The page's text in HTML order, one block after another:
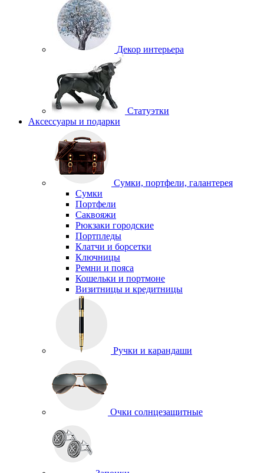
Декор интерьера
Статуэтки
Аксессуары и подарки
Сумки, портфели, галантерея
Сумки
Портфели
Саквояжи
Рюкзаки городские
Портпледы
Клатчи и борсетки
Ключницы
Ремни и пояса
Кошельки и портмоне
Визитницы и кредитницы
Ручки и карандаши
Очки солнцезащитные